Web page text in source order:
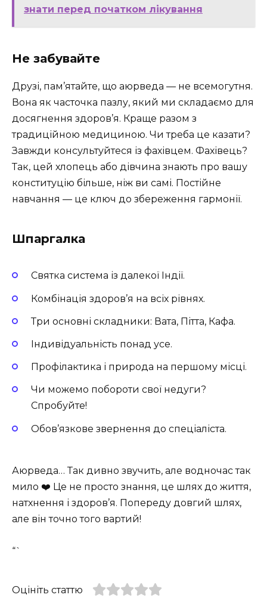
знати перед початком лікування
Не забувайте
Друзі, пам’ятайте, що аюрведа — не всемогутня.
Вона як часточка пазлу, який ми складаємо для
досягнення здоров’я. Краще разом з
традиційною медициною. Чи треба це казати?
Завжди консультуйтеся із фахівцем. Фахівець?
Так, цей хлопець або дівчина знають про вашу
конституцію більше, ніж ви самі. Постійне
навчання — це ключ до збереження гармонії.
Шпаргалка
Святка система із далекої Індії.
Комбінація здоров’я на всіх рівнях.
Три основні складники: Вата, Пітта, Кафа.
Індивідуальність понад усе.
Профілактика і природа на першому місці.
Чи можемо побороти свої недуги?
Спробуйте!
Обов’язкове звернення до спеціаліста.
Аюрведа… Так дивно звучить, але водночас так
мило ❤️ Це не просто знання, це шлях до життя,
натхнення і здоров’я. Попереду довгий шлях,
але він точно того вартий!
“`
Оцініть статтю